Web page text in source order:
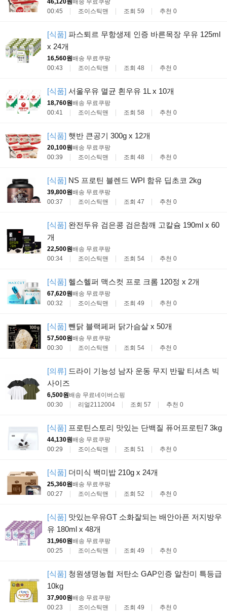
46,120원배송 무료쿠팡
00:45
조이스틱맨 조회 59 추천 0
[식품] 파스퇴르 무항생제 인증 바른목장 우유 125ml
x 24개
16,560원배송 무료쿠팡
00:43
조이스틱맨 조회 48 추천 0
[식품] 서울우유 멸균 흰우유 1L x 10개
18,760원배송 무료쿠팡
00:41
조이스틱맨 조회 58 추천 0
[식품] 햇반 큰공기 300g x 12개
20,100원배송 무료쿠팡
00:39
조이스틱맨 조회 48 추천 0
[식품] NS 프로틴 블렌드 WPI 함유 딥초코 2kg
39,800원배송 무료쿠팡
00:37
조이스틱맨 조회 47 추천 0
[식품] 완전두유 검은콩 검은참깨 고칼슘 190ml x 60
개
22,500원배송 무료쿠팡
00:34
조이스틱맨 조회 54 추천 0
[식품] 헬스헬퍼 맥스컷 프로 크롬 120정 x 2개
67,620원배송 무료쿠팡
00:32
조이스틱맨 조회 49 추천 0
[식품] 뺀닭 블랙페퍼 닭가슴살 x 50개
57,500원배송 무료쿠팡
00:30
조이스틱맨 조회 54 추천 0
[의류] 드라이 기능성 남자 운동 무지 반팔 티셔츠 빅
사이즈
6,500원배송 무료네이버쇼핑
00:30
리얼2112004 조회 57 추천 0
[식품] 프로틴스토리 맛있는 단백질 퓨어프로틴7 3kg
44,130원배송 무료쿠팡
00:29
조이스틱맨 조회 51 추천 0
[식품] 더미식 백미밥 210g x 24개
25,360원배송 무료쿠팡
00:27
조이스틱맨 조회 52 추천 0
[식품] 맛있는우유GT 소화잘되는 배안아픈 저지방우
유 180ml x 48개
31,960원배송 무료쿠팡
00:25
조이스틱맨 조회 49 추천 0
[식품] 청원생명농협 저탄소 GAP인증 알찬미 특등급
10kg
37,900원배송 무료쿠팡
00:23
조이스틱맨 조회 49 추천 0